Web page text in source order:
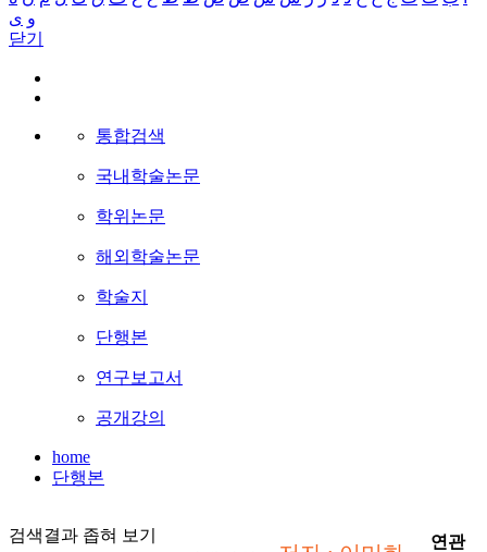
و ی
닫기
통합검색
국내학술논문
학위논문
해외학술논문
학술지
단행본
연구보고서
공개강의
home
단행본
검색결과 좁혀 보기
연관